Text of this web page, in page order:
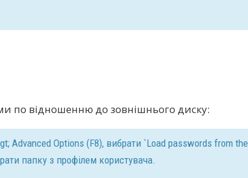
по відношенню до зовнішнього диску:
Advanced Options (F8), вибрати `Load passwords from the
папку з профілем користувача.